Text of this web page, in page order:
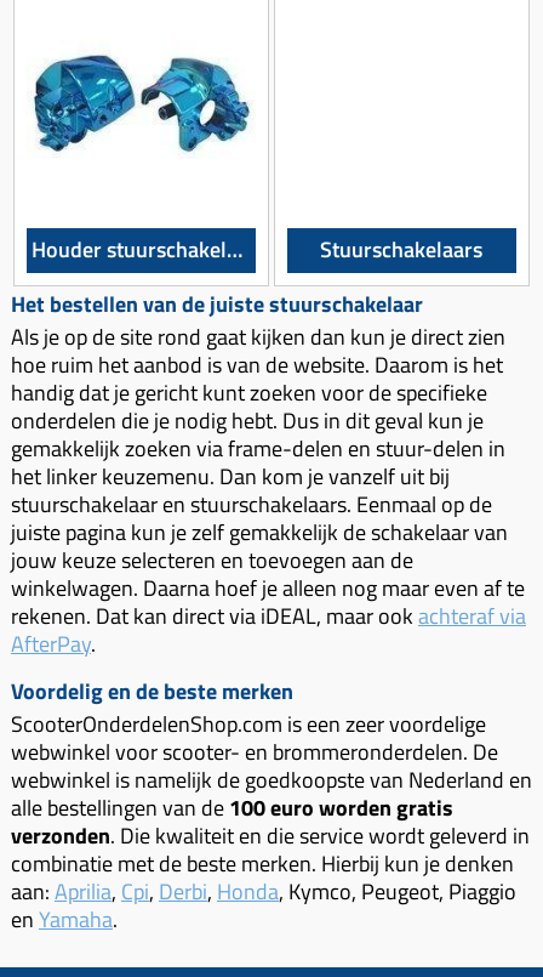
Bougies (kap)
CDI
Claxon
Knipperlicht
Koplamp
Lampen
Lichtschakelaar
Ontsteking
Overige
Startmotor
Startrelais
Spanningsregelaar
Toerenbegrenzer
Remlichtschakelaar
Verlichting
Led verlichting
Cilinders kits
Cilinder koppen
Cilinder los
Ketting
Koppeling (delen)
Koppeling greep
Koppeling handel
Krukassen
Krukas (delen)
Lagers & keerringen
Luchtfilter elementen
Luchtfilter (delen)
Luchtfilter deksel
Motor blokken
Membraan (delen)
Motorblok (delen)
Pakking (sets)
Vlotterbak pakking
Powerfilter
Schakel (delen)
Sproeiers
Balhoofd (delen)
Benzine (delen)
Contactsloten
Dashboard
Gashendel
Gaskabel
Kabels
Kappen
Kappenset
km tellers
Km-teller aandrijving
Km teller kabel
Kickstart deksel
Kickstart ronsel
Schokbrekers
Spiegels
Stuurschakelaar
Stuur (delen)
Remblokken
Achterdragers opklapbaar
Achterdragers koffer
Kettingslot ART 3
Beenkleden
Beugelslot
zadelseat
Drager (delen)
Handvatten
Handschoenen
Helmen
Koffers
Kinderzitje (scooter)
Olie-onderhoudsmiddelen
Oppakbeugel
Scooter alarm
Scooterhoezen
Scooter Kleding
Crossbril
Stickers
Stuurslot
Houder stuurschakelaar
Stuurschakelaars
Het bestellen van de juiste stuurschakelaar
Als je op de site rond gaat kijken dan kun je direct zien
hoe ruim het aanbod is van de website. Daarom is het
handig dat je gericht kunt zoeken voor de specifieke
onderdelen die je nodig hebt. Dus in dit geval kun je
gemakkelijk zoeken via frame-delen en stuur-delen in
het linker keuzemenu. Dan kom je vanzelf uit bij
stuurschakelaar en stuurschakelaars. Eenmaal op de
juiste pagina kun je zelf gemakkelijk de schakelaar van
jouw keuze selecteren en toevoegen aan de
winkelwagen. Daarna hoef je alleen nog maar even af te
rekenen. Dat kan direct via iDEAL, maar ookachteraf via
AfterPay.
Voordelig en de beste merken
ScooterOnderdelenShop.com is een zeer voordelige
webwinkel voor scooter- en brommeronderdelen. De
webwinkel is namelijk de goedkoopste van Nederland en
alle bestellingen van de100 euro worden gratis
verzonden. Die kwaliteit en die service wordt geleverd in
combinatie met de beste merken. Hierbij kun je denken
aan:Aprilia, Cpi, Derbi, Honda, Kymco, Peugeot, Piaggio
enYamaha.